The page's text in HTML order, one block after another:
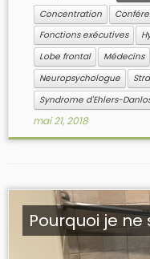
Concentration
Fonctions exécutives
Lobe frontal
Médecins
Neuropsychologue
Syndrome d'Ehlers-
mai 21, 2018
Pourquoi je